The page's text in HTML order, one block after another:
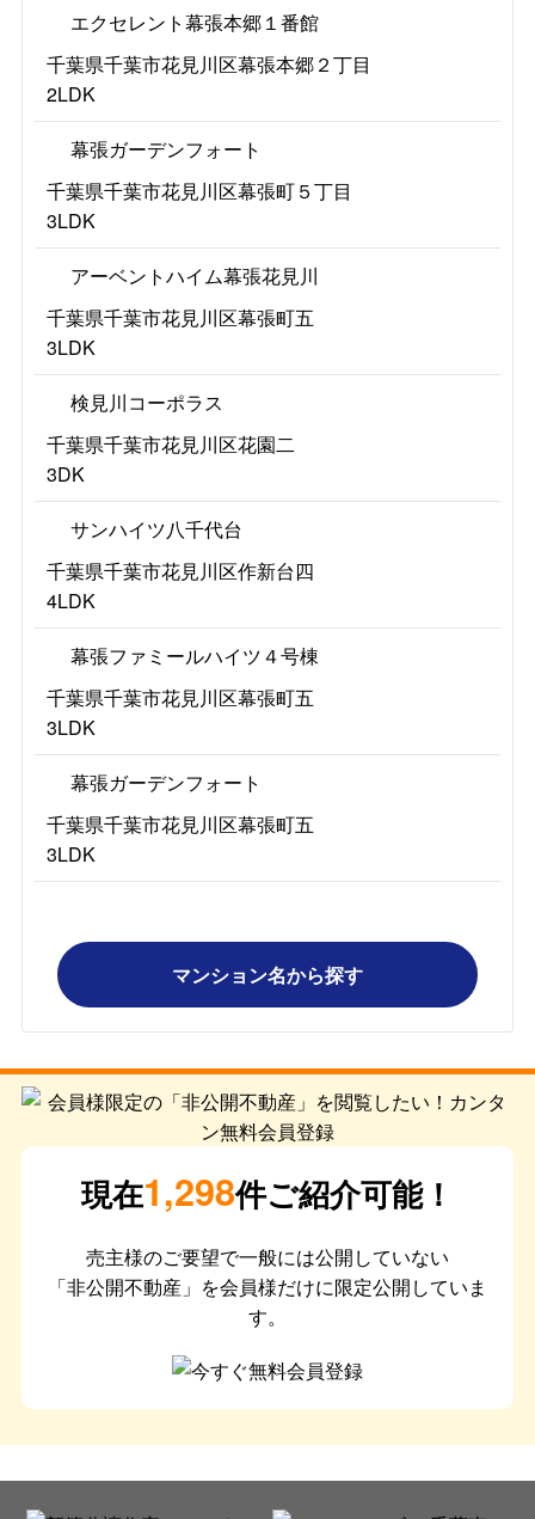
エクセレント幕張本郷１番館
千葉県千葉市花見川区幕張本郷２丁目
2LDK
幕張ガーデンフォート
千葉県千葉市花見川区幕張町５丁目
3LDK
アーベントハイム幕張花見川
千葉県千葉市花見川区幕張町五
3LDK
検見川コーポラス
千葉県千葉市花見川区花園二
3DK
サンハイツ八千代台
千葉県千葉市花見川区作新台四
4LDK
幕張ファミールハイツ４号棟
千葉県千葉市花見川区幕張町五
3LDK
幕張ガーデンフォート
千葉県千葉市花見川区幕張町五
3LDK
マンション名から探す
現在1,298件ご紹介可能！
売主様のご要望で一般には公開していない
「非公開不動産」を会員様だけに限定公開していま
す。